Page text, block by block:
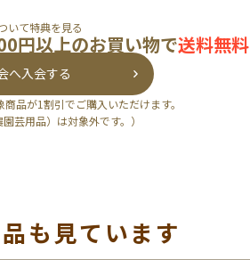
いて特典を見る
円以上のお買い物で送料無料
へ入会する
品が1割引でご購入いただけます。
芸用品）は対象外です。）
も見ています